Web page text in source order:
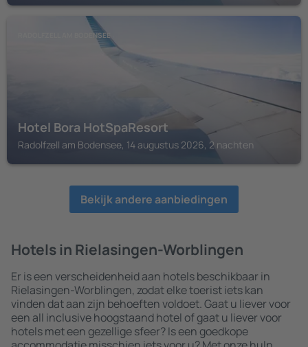
RADOLFZELL AM BODENSEE
Hotel Bora HotSpaResort
Radolfzell am Bodensee, 14 augustus 2026, 2 nachten
Bekijk andere aanbiedingen
Hotels in Rielasingen-Worblingen
Er is een verscheidenheid aan hotels beschikbaar in
Rielasingen-Worblingen, zodat elke toerist iets kan
vinden dat aan zijn behoeften voldoet. Gaat u liever voor
een all inclusive hoogstaand hotel of gaat u liever voor
hotels met een gezellige sfeer? Is een goedkope